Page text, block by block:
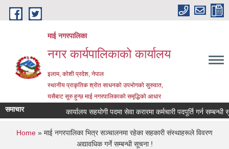
Skip to main content
माई नगरपालिका
नगर कार्यपालिकाको कार्यालय
इलाम, कोशी प्रदेश, नेपाल
स्थानीय प्राकृतिक श्रोत साधनको उपभोगको सुरुवात,
यसैबाट सुरु हुन्छ माई नगरपालिकाको समृद्धिको आधार
समाचार कार्यालय सहयोगी पदमा सेवा करारमा कर्मचारी पदपूर्ति गर्न सम्बन्धी
You are here
Home » माई नगरपालिका भित्र सञ्चालनमा रहेका सहकारी संस्थाहरूले विवरण
अद्यावधिक गर्ने सम्बन्धी सूचना !